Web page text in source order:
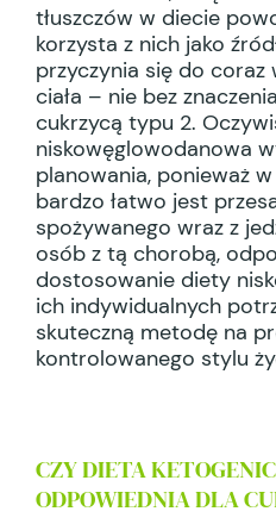
tłuszczów w diecie
korzysta z nich jako
przyczynia się do
ciała – nie bez
cukrzycą typu 2.
niskowęglowodanowa
planowania, ponieważ
bardzo łatwo jest
spożywanego wraz z
osób z tą chorobą,
dostosowanie diety
ich indywidualnych
skuteczną metodę na
kontrolowanego stylu
CZY DIETA
ODPOWIEDNIA DLA